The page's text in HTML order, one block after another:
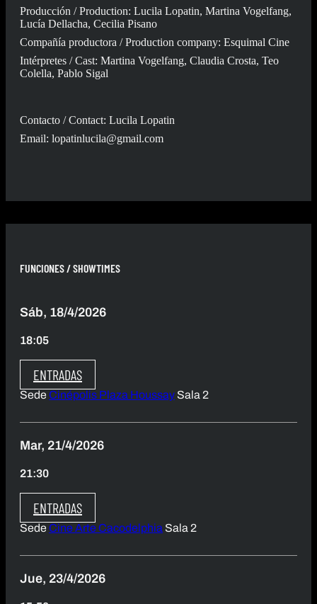
Producción / Production: Lucila Lopatin, Martina Vogelfang,
Lucía Dellacha, Cecilia Pisano
Compañía productora / Production company: Esquimal Cine
Intérpretes / Cast: Martina Vogelfang, Claudia Crosta, Teo
Colella, Pablo Sigal
Contacto / Contact: Lucila Lopatin
Email: lopatinlucila@gmail.com
FUNCIONES / SHOWTIMES
Sáb, 18/4/2026
18:05
ENTRADAS
Sede Cinépolis Plaza Houssay Sala 2
Mar, 21/4/2026
21:30
ENTRADAS
Sede Cine Arte Cacodelphia Sala 2
Jue, 23/4/2026